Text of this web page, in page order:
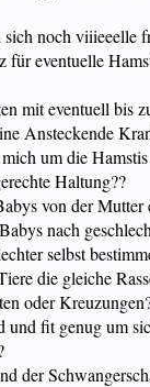
noch viiieeelle
für eventuelle
mit eventuell bis
Ansteckende
um die
Haltung??
von der Mutter
nach
selbst
die gleiche
oder
und fit genug um
der